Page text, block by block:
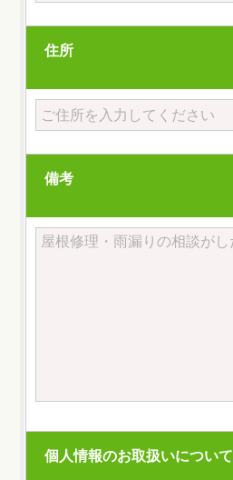
住所
備考
個人情報のお取扱いについて